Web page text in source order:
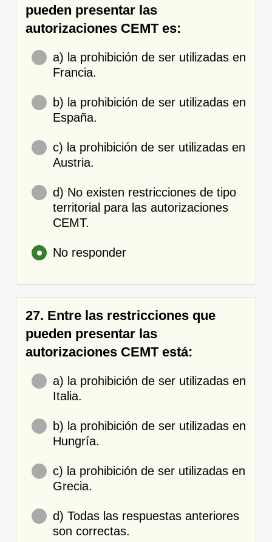
pueden presentar las
autorizaciones CEMT es:
a) la prohibición de ser utilizadas en
Francia.
b) la prohibición de ser utilizadas en
España.
c) la prohibición de ser utilizadas en
Austria.
d) No existen restricciones de tipo
territorial para las autorizaciones
CEMT.
No responder
27. Entre las restricciones que
pueden presentar las
autorizaciones CEMT está:
a) la prohibición de ser utilizadas en
Italia.
b) la prohibición de ser utilizadas en
Hungría.
c) la prohibición de ser utilizadas en
Grecia.
d) Todas las respuestas anteriores
son correctas.